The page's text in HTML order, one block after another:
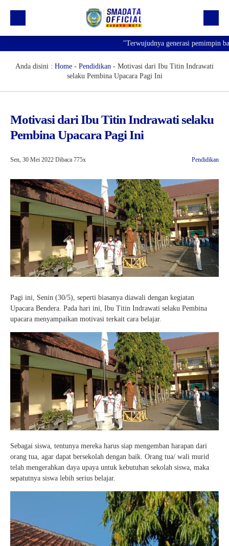
Profil
Informasi
Saluran Resmi WA
"Terwujudnya generasi pemimpin
Anda disini : Home - Pendidikan - Motivasi dari Ibu Titin Indrawati
selaku Pembina Upacara Pagi Ini
Motivasi dari Ibu Titin Indrawati selaku
Pembina Upacara Pagi Ini
Sen, 30 Mei 2022 Dibaca 775x Pendidikan
Pagi ini, Senin (30/5), seperti biasanya diawali dengan kegiatan
Upacara Bendera. Pada hari ini, Ibu Titin Indrawati selaku Pembina
upacara menyampaikan motivasi terkait cara belajar.
Sebagai siswa, tentunya mereka harus siap mengemban harapan dari
orang tua, agar dapat bersekolah dengan baik. Orang tua/ wali murid
telah mengerahkan daya upaya untuk kebutuhan sekolah siswa, maka
sepatutnya siswa lebih serius belajar.